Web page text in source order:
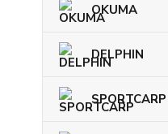
OKUMA
DELPHIN
SPORTCARP